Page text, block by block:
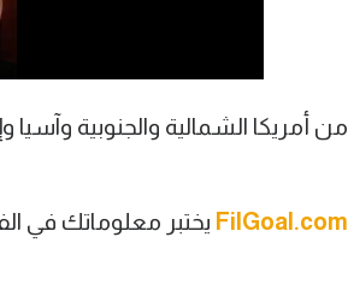
من أمريكا الشمالية والجنوبية وآسيا
FilGoal.com يختبر معلوماتك في